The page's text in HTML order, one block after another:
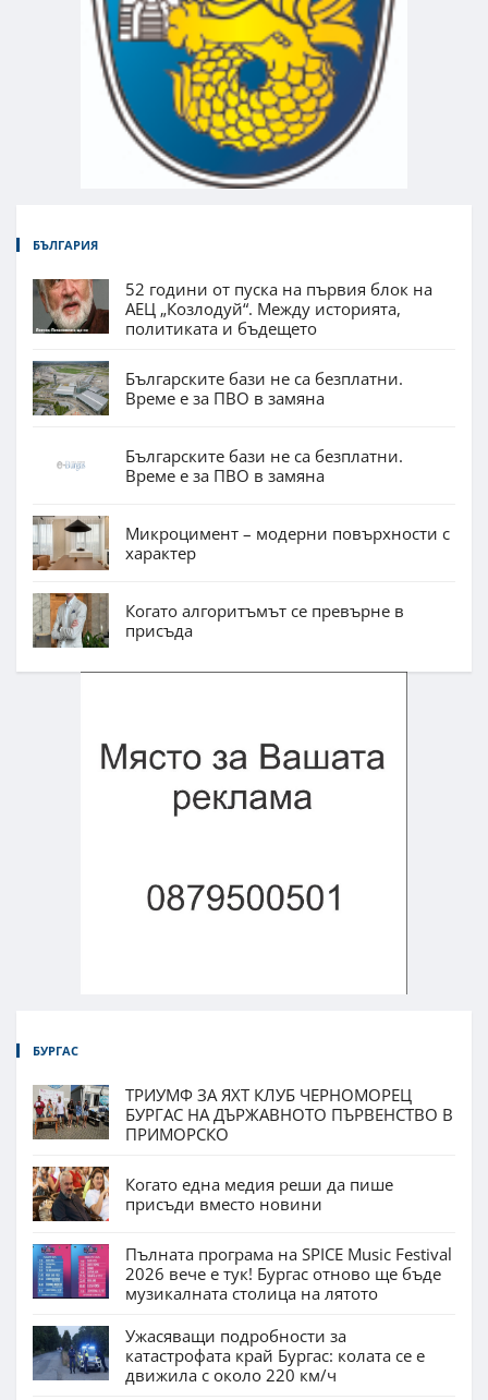
БЪЛГАРИЯ
52 години от пуска на първия блок на
АЕЦ „Козлодуй“. Между историята,
политиката и бъдещето
Българските бази не са безплатни.
Време е за ПВО в замяна
Българските бази не са безплатни.
Време е за ПВО в замяна
Микроцимент – модерни повърхности с
характер
Когато алгоритъмът се превърне в
присъда
БУРГАС
ТРИУМФ ЗА ЯХТ КЛУБ ЧЕРНОМОРЕЦ
БУРГАС НА ДЪРЖАВНОТО ПЪРВЕНСТВО В
ПРИМОРСКО
Когато една медия реши да пише
присъди вместо новини
Пълната програма на SPICE Music Festival
2026 вече е тук! Бургас отново ще бъде
музикалната столица на лятото
Ужасяващи подробности за
катастрофата край Бургас: колата се е
движила с около 220 км/ч